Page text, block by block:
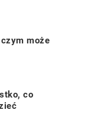
może
co